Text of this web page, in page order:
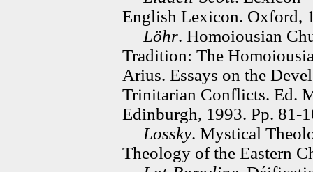
English Lexicon. Oxford,
Löhr. Homoiousian
Tradition: The
Arius. Essays on the
Trinitarian Conflicts. Ed.
Edinburgh, 1993. Pp. 81-
Lossky. Mystical
Theology of the Eastern